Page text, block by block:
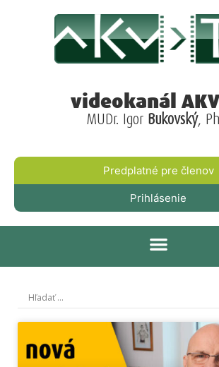
videokanál
MUDr. Igor Bukovský,
Predplatné pre členov
Prihlásenie